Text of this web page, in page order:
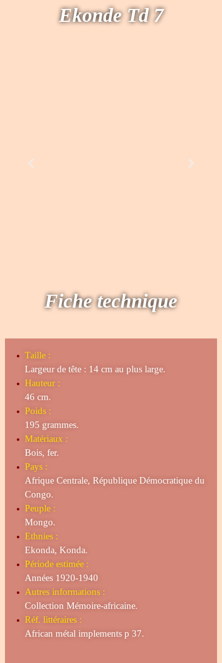
Ekonde Td 7
Fiche technique
Taille :
Largeur de tête : 14 cm au plus large.
Hauteur :
46 cm.
Poids :
195 grammes.
Matériaux :
Bois, fer.
Pays :
Afrique Centrale, République Démocratique du
Congo.
Peuple :
Mongo.
Ethnies :
Ekonda, Konda.
Période estimée :
Années 1920-1940
Autres informations :
Collection Mémoire-africaine.
Réf. littéraires :
African métal implements p 37.